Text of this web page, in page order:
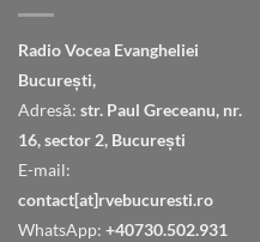
Radio Vocea Evangheliei
București,
Adresă: str. Paul Greceanu, nr.
16, sector 2, București
E-mail:
contact[at]rvebucuresti.ro
WhatsApp: +40730.502.931